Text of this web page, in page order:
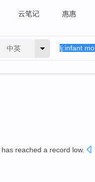
云笔记 惠惠
中英
has reached a record low.